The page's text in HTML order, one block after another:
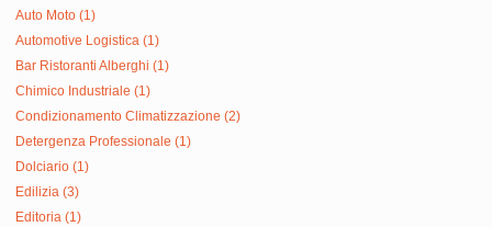
Auto Moto (1)
Automotive Logistica (1)
Bar Ristoranti Alberghi (1)
Chimico Industriale (1)
Condizionamento Climatizzazione (2)
Detergenza Professionale (1)
Dolciario (1)
Edilizia (3)
Editoria (1)